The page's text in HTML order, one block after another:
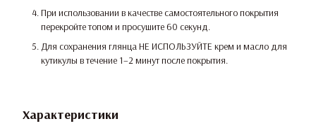
При использовании в качестве самостоятельного покрытия
перекройте топом и просушите 60 секунд.
Для сохранения глянца НЕ ИСПОЛЬЗУЙТЕ крем и масло для
кутикулы в течение 1–2 минут после покрытия.
Характеристики